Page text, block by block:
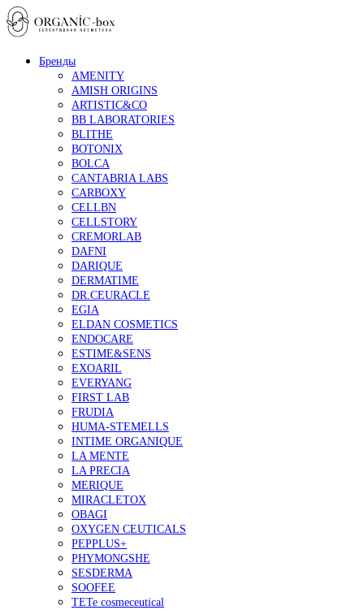
Бренды
AMENITY
AMISH ORIGINS
ARTISTIC&CO
BB LABORATORIES
BLITHE
BOTONIX
BOLCA
CANTABRIA LABS
CARBOXY
CELLBN
CELLSTORY
CREMORLAB
DAFNI
DARIQUE
DERMATIME
DR.CEURACLE
EGIA
ELDAN COSMETICS
ENDOCARE
ESTIME&SENS
EXOARIL
EVERYANG
FIRST LAB
FRUDIA
HUMA-STEMELLS
INTIME ORGANIQUE
LA MENTE
LA PRECIA
MERIQUE
MIRACLETOX
OBAGI
OXYGEN CEUTICALS
PEPPLUS+
PHYMONGSHE
SESDERMA
SOOFEE
TETe cosmeceutical